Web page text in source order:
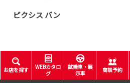
ピクシス バン
お店を探す
WEBカタロ
グ
試乗車・展
示車
商談予約